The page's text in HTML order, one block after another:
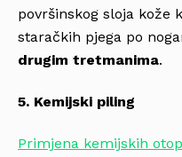
površinskog sloja kože
staračkih pjega po
drugim tretmanima.
5. Kemijski piling
Primjena kemijskih